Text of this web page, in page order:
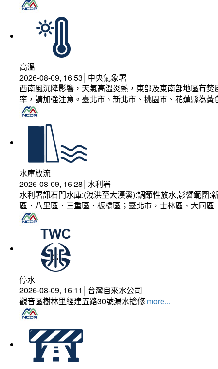
高溫
2026-08-09, 16:53│中央氣象署
西南風沉降影響，天氣高溫炎熱，東部及東南部地區有
率，請加強注意。臺北市、新北市、桃園市、花蓮縣為
水庫放流
2026-08-09, 16:28│水利署
水利署訊石門水庫:(洩洪至大漢溪):調節性放水,影響範圍
區、八里區、三重區、板橋區；臺北市，士林區、大同
停水
2026-08-09, 16:11│台灣自來水公司
觀音區樹林里經建五路30號漏水搶修 more...